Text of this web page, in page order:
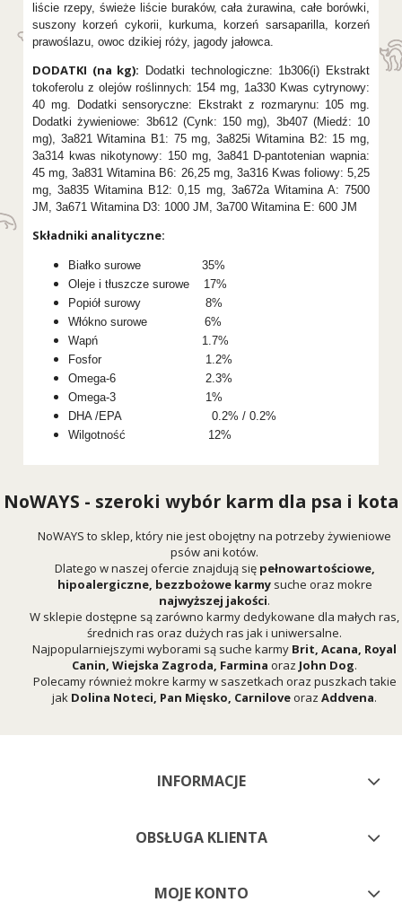
liście rzepy, świeże liście buraków, cała żurawina, całe borówki,
suszony korzeń cykorii, kurkuma, korzeń sarsaparilla, korzeń
prawoślazu, owoc dzikiej róży, jagody jałowca.
DODATKI (na kg): Dodatki technologiczne: 1b306(i) Ekstrakt
tokoferolu z olejów roślinnych: 154 mg, 1a330 Kwas cytrynowy:
40 mg. Dodatki sensoryczne: Ekstrakt z rozmarynu: 105 mg.
Dodatki żywieniowe: 3b612 (Cynk: 150 mg), 3b407 (Miedź: 10
mg), 3a821 Witamina B1: 75 mg, 3a825i Witamina B2: 15 mg,
3a314 kwas nikotynowy: 150 mg, 3a841 D-pantotenian wapnia:
45 mg, 3a831 Witamina B6: 26,25 mg, 3a316 Kwas foliowy: 5,25
mg, 3a835 Witamina B12: 0,15 mg, 3a672a Witamina A: 7500
JM, 3a671 Witamina D3: 1000 JM, 3a700 Witamina E: 600 JM
Składniki analityczne:
Białko surowe 35%
Oleje i tłuszcze surowe 17%
Popiół surowy 8%
Włókno surowe 6%
Wapń 1.7%
Fosfor 1.2%
Omega-6 2.3%
Omega-3 1%
DHA /EPA 0.2% / 0.2%
Wilgotność 12%
NoWAYS - szeroki wybór karm dla psa i kota
NoWAYS to sklep, który nie jest obojętny na potrzeby żywieniowe
psów ani kotów.
Dlatego w naszej ofercie znajdują się pełnowartościowe,
hipoalergiczne, bezzbożowe karmy suche oraz mokre
najwyższej jakości.
W sklepie dostępne są zarówno karmy dedykowane dla małych ras,
średnich ras oraz dużych ras jak i uniwersalne.
Najpopularniejszymi wyborami są suche karmy Brit, Acana, Royal
Canin, Wiejska Zagroda, Farmina oraz John Dog.
Polecamy również mokre karmy w saszetkach oraz puszkach takie
jak Dolina Noteci, Pan Mięsko, Carniloveoraz Addvena.
INFORMACJE
OBSŁUGA KLIENTA
MOJE KONTO